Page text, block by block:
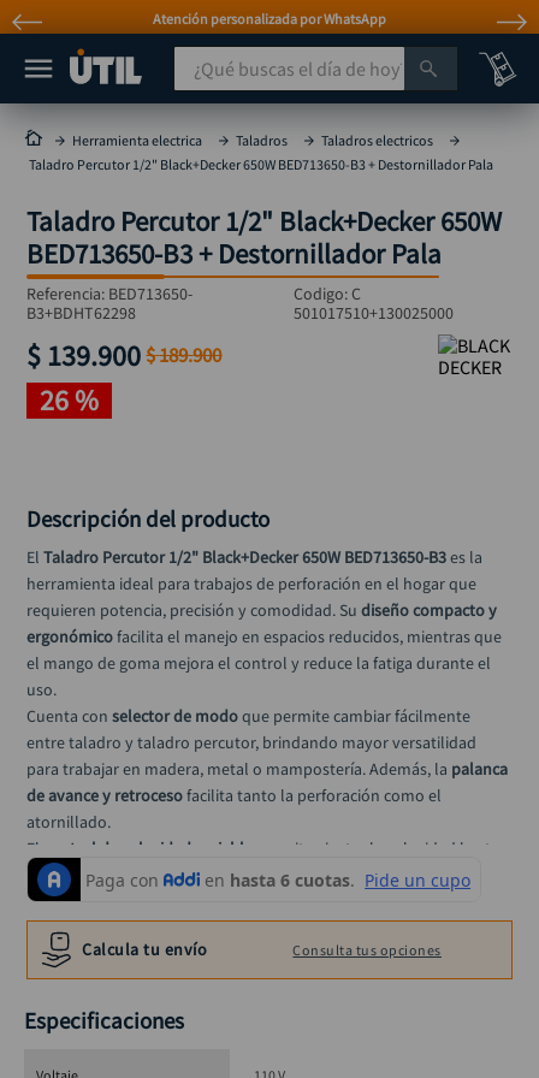
Atención personalizada por WhatsApp
¿Qué buscas el día de hoy?
Herramienta electrica Taladros
Taladros electricos
Taladro Percutor 1/2" Black+Decker 650W BED713650-B3 + Destornillador Pala
Taladro Percutor 1/2" Black+Decker 650W
BED713650-B3 + Destornillador Pala
Referencia: BED713650-
B3+BDHT62298
Codigo:C
501017510+130025000
$ 139.900 $189.900
26 %
Descripción del producto
El Taladro Percutor 1/2" Black+Decker 650W BED713650-B3 es la
herramienta ideal para trabajos de perforación en el hogar que
requieren potencia, precisión y comodidad. Su diseño compacto y
ergonómico facilita el manejo en espacios reducidos, mientras que
el mango de goma mejora el control y reduce la fatiga durante el
uso.
Cuenta con selector de modo que permite cambiar fácilmente
entre taladro y taladro percutor, brindando mayor versatilidad
para trabajar en madera, metal o mampostería. Además, la palanca
de avance y retroceso facilita tanto la perforación como el
atornillado.
El
control de velocidad variable
permite ajustar la velocidad hasta
3000 RPM según la aplicación, logrando perforaciones más
precisas. Para trabajos continuos, incorpora
mientras que el mango lateral con barra de profundidad
proporciona mayor estabilidad y exactitud en cada perforación.
Como parte del portafolio de Black+Decker, esta herramienta
ofrece confiabilidad y practicidad para usuarios del hogar que
buscan rendimiento y comodidad en una sola solución.
Calcula tu envío Consulta tus opciones
Especificaciones
MÁS BUSCADOS
taladro
taladros pulidoras
compresor
llave
sierra circular
ruteadora
broca
rueda
alicate